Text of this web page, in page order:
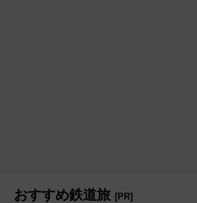
おすすめ鉄道旅 [PR]